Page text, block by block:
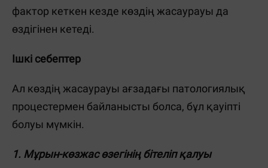
фактор кеткен кезде көздің жасаурауы да
өздігінен кетеді.
Ішкі себептер
Ал көздің жасаурауы ағзадағы патологиялық
процестермен байланысты болса, бұл қауіпті
болуы мүмкін.
1. Мұрын-көзжас өзегінің бітеліп қалуы